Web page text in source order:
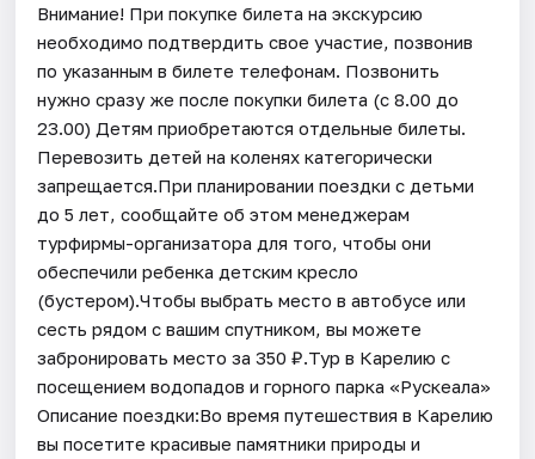
Внимание! При покупке билета на экскурсию
необходимо подтвердить свое участие, позвонив
по указанным в билете телефонам. Позвонить
нужно сразу же после покупки билета (с 8.00 до
23.00) Детям приобретаются отдельные билеты.
Перевозить детей на коленях категорически
запрещается.При планировании поездки с детьми
до 5 лет, сообщайте об этом менеджерам
турфирмы-организатора для того, чтобы они
обеспечили ребенка детским кресло
(бустером).Чтобы выбрать место в автобусе или
сесть рядом с вашим спутником, вы можете
забронировать место за 350 ₽.Тур в Карелию с
посещением водопадов и горного парка «Рускеала»
Описание поездки:Во время путешествия в Карелию
вы посетите красивые памятники природы и